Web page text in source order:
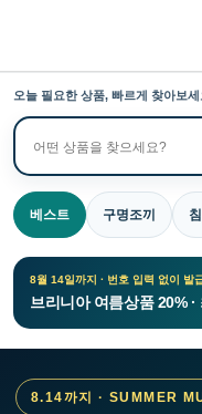
오늘 필요한 상품, 빠르게 찾아보세
상
품
검
색
베스트 구명조끼
8월 14일까지 · 번호 입력 없이 발
브리니아 여름상품 20% ·
8.14까지 · SUMMER